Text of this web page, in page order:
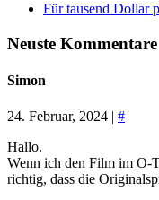
Für tausend Dollar
Neuste Kommentare
Simon
24. Februar, 2024 | #
Hallo.
Wenn ich den Film im O-
richtig, dass die